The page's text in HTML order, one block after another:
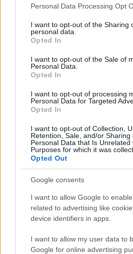
Please note that this website/app
not limited to your visit or usage
grant or deny consent to Google
use your data for below specified
consent section.
Personal Data Processing Opt
I want to opt-out of the Sharing
personal data.
Opted In
I want to opt-out of the Sale of
Personal Data.
Opted In
I want to opt-out of processing
Personal Data for Targeted
Opted In
I want to opt-out of Collection,
Retention, Sale, and/or Sharing
Personal Data that Is Unrelated
Purposes for which it was
Opted Out
Google consents
I want to allow Google to
related to advertising like
device identifiers in apps.
I want to allow my user data to
Google for online advertising
ΑΣΕΠ: Εξ αποστάσεως
μέρες
ειδήσεις.
Βάλε το proson.gr
αναζήτησης της
Δημοφιλείς